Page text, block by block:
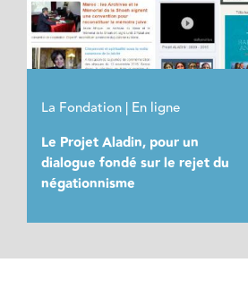
La Fondation | En ligne
Le Projet Aladin, pour un
dialogue fondé sur le rejet du
négationnisme